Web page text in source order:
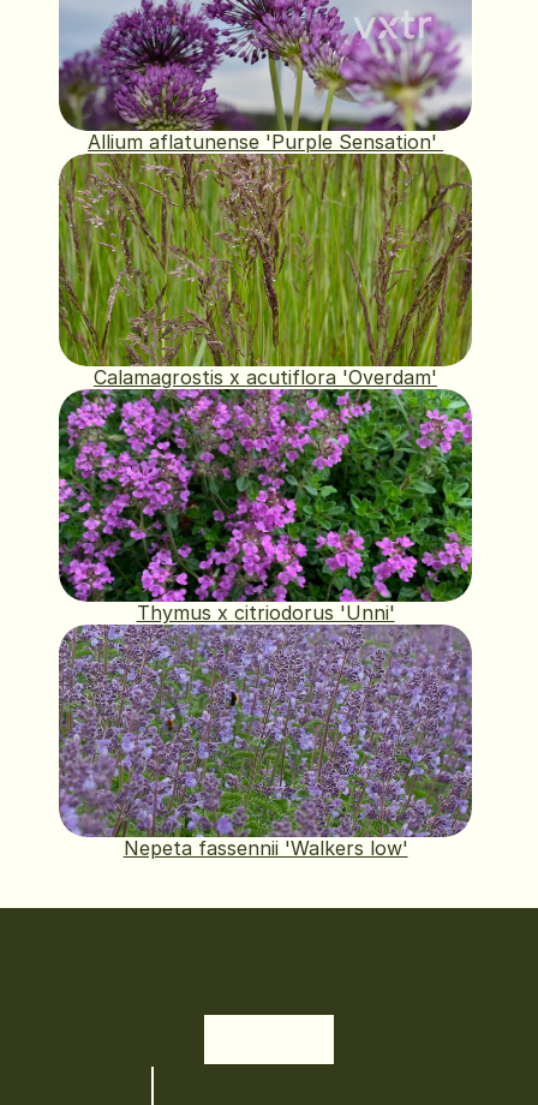
Allium aflatunense 'Purple Sensation'
Calamagrostis x acutiflora 'Overdam'
Thymus x citriodorus 'Unni'
Nepeta fassennii 'Walkers low'